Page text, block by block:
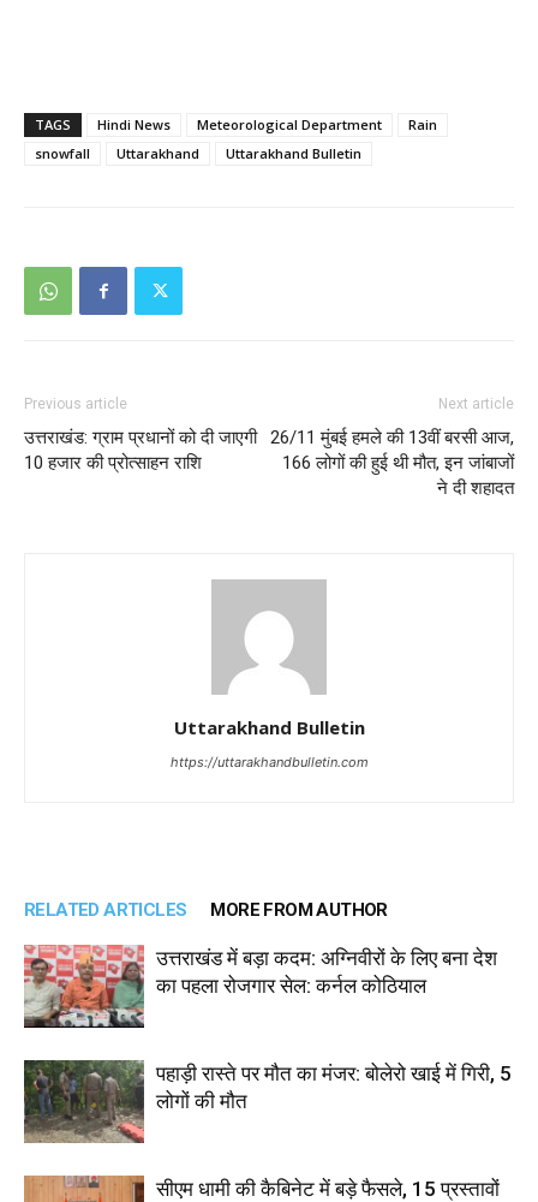
TAGS Hindi News Meteorological Department
Rain
snowfall
Uttarakhand Uttarakhand Bulletin
Previous article
उत्तराखंड: ग्राम प्रधानों को दी जाएगी
10 हजार की प्रोत्साहन राशि
Next article
26/11 मुंबई हमले की 13वीं बरसी आज,
166 लोगों की हुई थी मौत, इन जांबाजों
ने दी शहादत
Uttarakhand Bulletin
https://uttarakhandbulletin.com
RELATED ARTICLES MORE FROM AUTHOR
उत्तराखंड में बड़ा कदम: अग्निवीरों के लिए बना देश
का पहला रोजगार सेल: कर्नल कोठियाल
पहाड़ी रास्ते पर मौत का मंजर: बोलेरो खाई में गिरी, 5
लोगों की मौत
सीएम धामी की कैबिनेट में बड़े फैसले, 15 प्रस्तावों